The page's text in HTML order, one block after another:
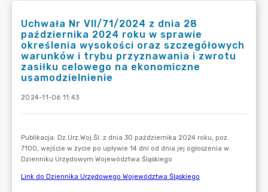
Uchwała Nr VII/71/2024 z dnia 28
października 2024 roku w sprawie
określenia wysokości oraz szczegółowych
warunków i trybu przyznawania i zwrotu
zasiłku celowego na ekonomiczne
usamodzielnienie
2024-11-06 11:43